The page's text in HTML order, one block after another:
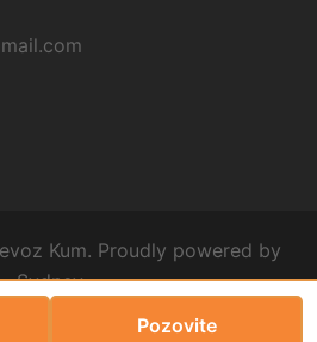
Pozovite
Kum. Proudly powered by
Sydney